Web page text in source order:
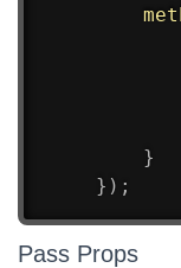
}
} ) ;
Pass Props